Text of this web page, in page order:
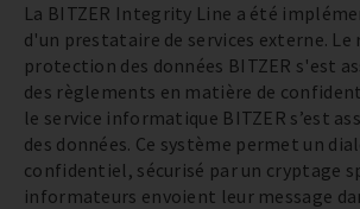
La BITZER Integrity Line a été
d'un prestataire de services externe. Le
protection des données BITZER s'est
des règlements en matière de
le service informatique BITZER s’est
des données. Ce système permet un
confidentiel, sécurisé par un cryptage
informateurs envoient leur message